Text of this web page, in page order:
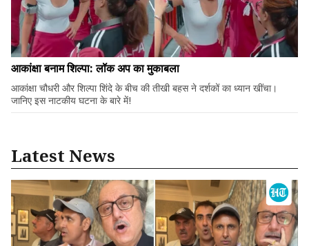
आकांक्षा बनाम शिल्पा: लॉक अप का मुकाबला
आकांक्षा चौधरी और शिल्पा शिंदे के बीच की तीखी बहस ने दर्शकों का ध्यान खींचा।
जानिए इस नाटकीय घटना के बारे में!
Latest News